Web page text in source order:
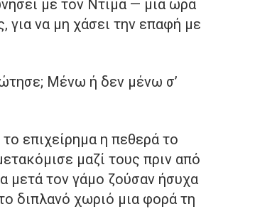
με τον Ντίμα — μία ώρα
για να μη χάσει την επαφή με
Μένω ή δεν μένω σ’
επιχείρημα η πεθερά το
μαζί τους πριν από
μετά τον γάμο ζούσαν ήσυχα
διπλανό χωριό μια φορά τη